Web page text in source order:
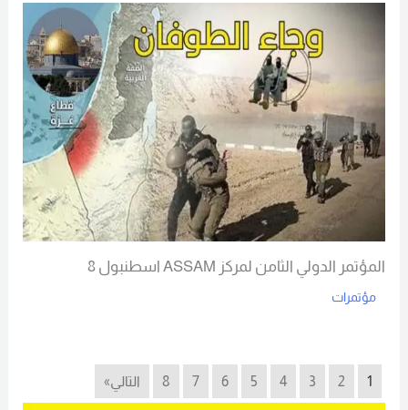
المؤتمر الدولي الثامن لمركز ASSAM اسطنبول 8
مؤتمرات
1
2
3
4
5
6
7
8 التالي»